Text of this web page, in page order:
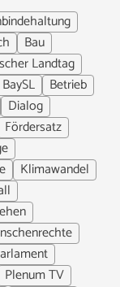
Bau
Landtag
BaySL
Betrieb
Dialog
Fördersatz
Klimawandel
Plenum TV